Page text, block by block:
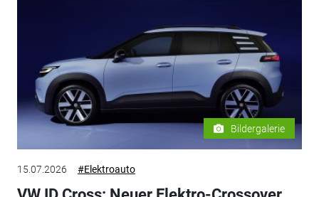
Bildergalerie
15.07.2026 #Elektroauto